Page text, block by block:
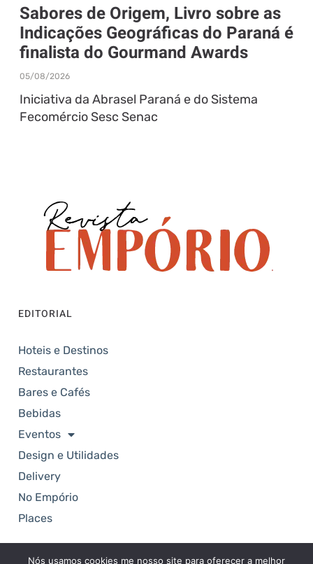
Sabores de Origem, Livro sobre as
Indicações Geográficas do Paraná é
finalista do Gourmand Awards
05/08/2026
Iniciativa da Abrasel Paraná e do Sistema
Fecomércio Sesc Senac
EDITORIAL
Hoteis e Destinos
Restaurantes
Bares e Cafés
Bebidas
Eventos
Design e Utilidades
Delivery
No Empório
Places
Nós usamos cookies me nosso site para oferecer a melhor